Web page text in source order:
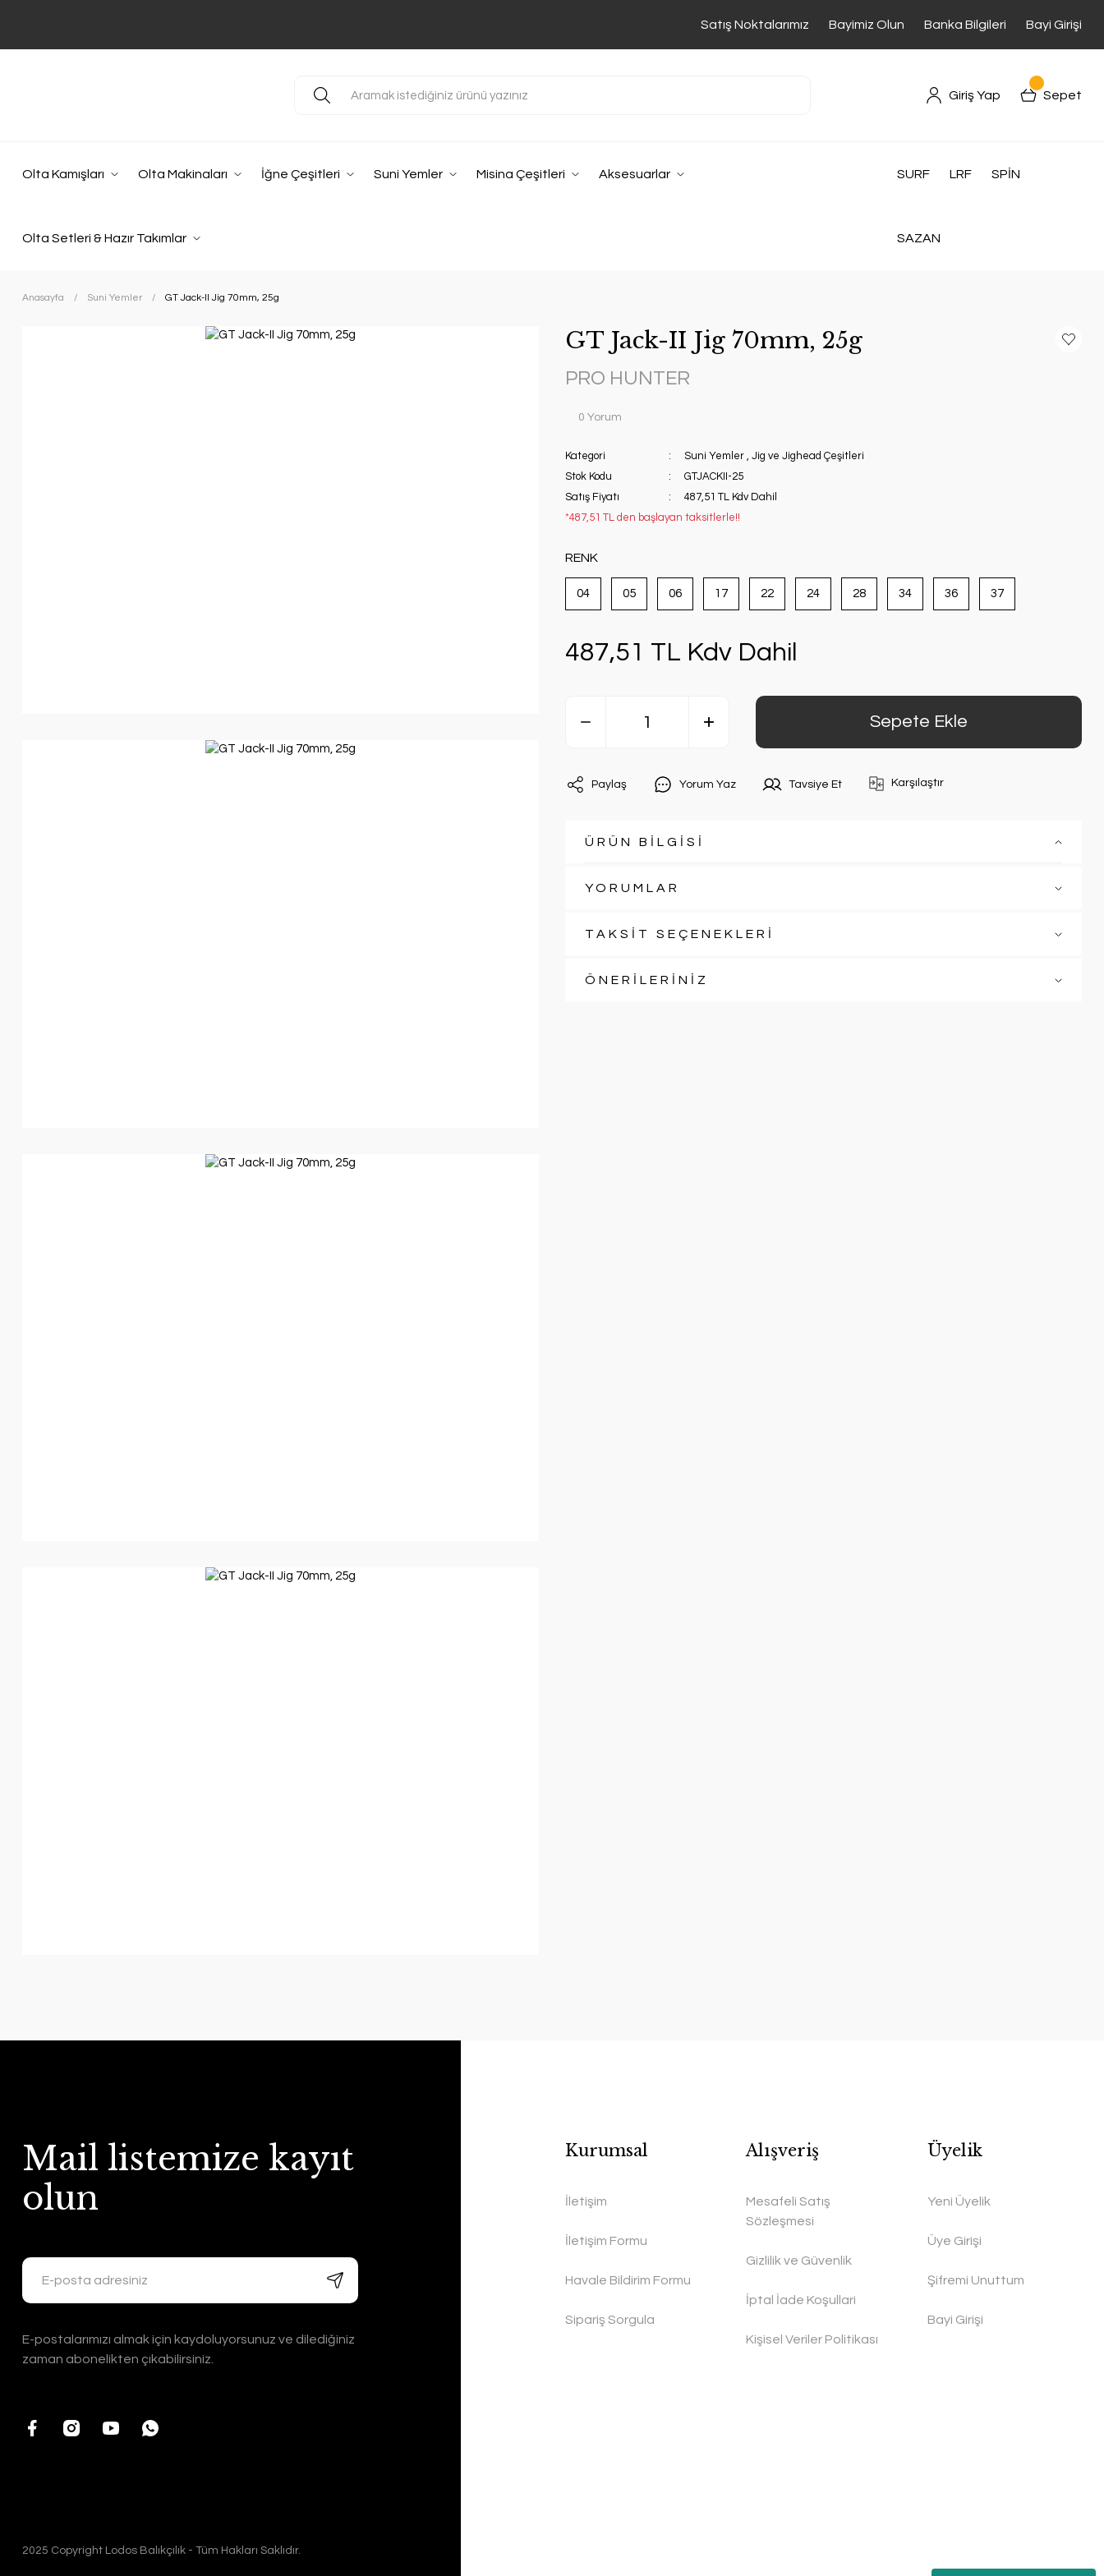
Satış Noktalarımız Bayimiz Olun Banka Bilgileri Bayi Girişi
Giriş Yap Sepet
Olta Kamışları Olta Makinaları İğne Çeşitleri Suni Yemler Misina Çeşitleri Aksesuarlar
Olta Setleri & Hazır Takımlar
SURF LRF SPİN
SAZAN
Anasayfa Suni Yemler GT Jack-II Jig 70mm, 25g
GT Jack-II Jig 70mm, 25g
PRO HUNTER
0 Yorum
Kategori Suni Yemler , Jig ve Jighead Çeşitleri
Stok Kodu
GTJACKII-25
Satış Fiyatı
487,51 TL Kdv Dahil
*487,51 TL den başlayan taksitlerle!!
RENK
04 05 06 17 22 24 28 34 36 37
487,51 TL Kdv Dahil
Sepete Ekle
Paylaş Yorum Yaz Tavsiye Et Karşılaştır
ÜRÜN BİLGİSİ
YORUMLAR
TAKSİT SEÇENEKLERİ
ÖNERİLERİNİZ
Mail listemize kayıt
olun
E-postalarımızı almak için kaydoluyorsunuz ve dilediğiniz
zaman abonelikten çıkabilirsiniz.
Kurumsal
İletişim
İletişim Formu
Havale Bildirim Formu
Sipariş Sorgula
Alışveriş
Mesafeli Satış
Sözleşmesi
Gizlilik ve Güvenlik
İptal İade Koşullari
Kişisel Veriler Politikası
Üyelik
Yeni Üyelik
Üye Girişi
Şifremi Unuttum
Bayi Girişi
2025 Copyright Lodos Balıkçılık - Tüm Hakları Saklıdır.